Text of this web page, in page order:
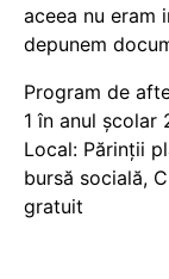
aceea nu eram
depunem
Program de
1 în anul școlar
Local: Părinții
bursă socială,
gratuit